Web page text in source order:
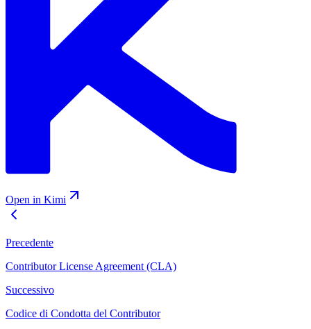
Open in Kimi
Precedente
Contributor License Agreement (CLA)
Successivo
Codice di Condotta del Contributor